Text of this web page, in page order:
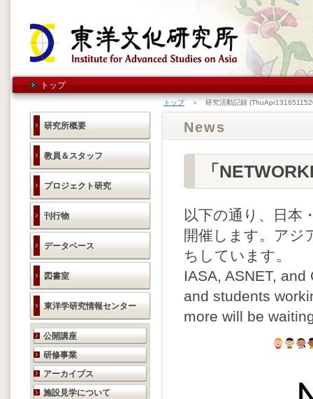
トップ
研究所概要
教員＆スタッフ
プロジェクト研究
刊行物
データベース
図書室
東洋学研究情報センター
研究活動のご案内
公開講座
研修事業
アーカイブス
施設見学について
トップ＞ 研究活動記録
News
「
以下の通り、日本
開催します。アジ
ちしています。
IASA, ASNET,
and students
more will be